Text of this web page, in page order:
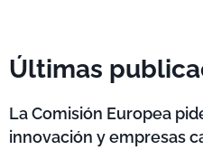
Últimas
La Comisión Europea
innovación y empresas